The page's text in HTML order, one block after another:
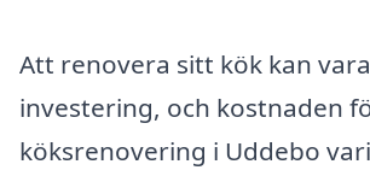
Att renovera sitt kök kan
investering, och kostnaden
köksrenovering i Uddebo